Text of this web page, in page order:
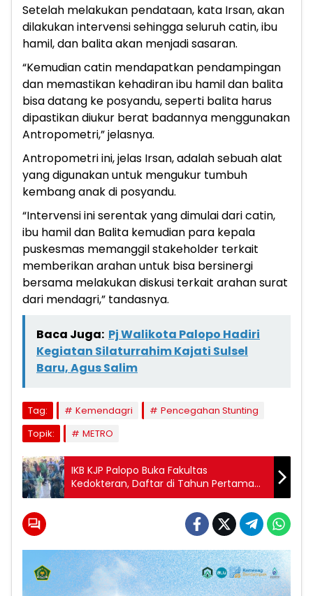
Setelah melakukan pendataan, kata Irsan, akan
dilakukan intervensi sehingga seluruh catin, ibu
hamil, dan balita akan menjadi sasaran.
“Kemudian catin mendapatkan pendampingan
dan memastikan kehadiran ibu hamil dan balita
bisa datang ke posyandu, seperti balita harus
dipastikan diukur berat badannya menggunakan
Antropometri,” jelasnya.
Antropometri ini, jelas Irsan, adalah sebuah alat
yang digunakan untuk mengukur tumbuh
kembang anak di posyandu.
“Intervensi ini serentak yang dimulai dari catin,
ibu hamil dan Balita kemudian para kepala
puskesmas memanggil stakeholder terkait
memberikan arahan untuk bisa bersinergi
bersama melakukan diskusi terkait arahan surat
dari mendagri,” tandasnya.
Baca Juga: Pj Walikota Palopo Hadiri
Kegiatan Silaturrahim Kajati Sulsel
Baru, Agus Salim
Tag: Kemendagri
Pencegahan Stunting
Topik:
METRO
IKB KJP Palopo Buka Fakultas
Kedokteran, Daftar di Tahun Pertama
Dapat Potongan 10 Persen